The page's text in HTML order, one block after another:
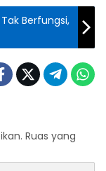
Tak Berfungsi,
Ruas yang